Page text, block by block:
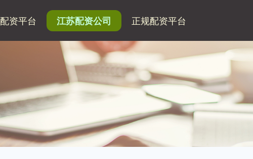
资平台 江苏配资公司 正规配资平台